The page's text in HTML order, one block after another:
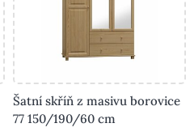
Šatní skříň z masivu borovice
77 150/190/60 cm